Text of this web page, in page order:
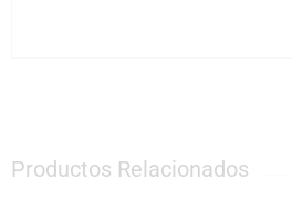
Productos Relacionados